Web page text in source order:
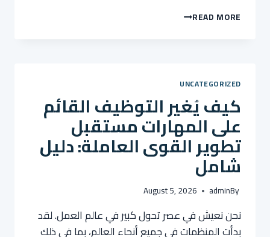
READ MOREكيف
في
الشركات
متعددة
الجنسيات:
دليل
شامل
UNCATEGORIZED
كيف يُغير التوظيف القائم
على المهارات مستقبل
تطوير القوى العاملة: دليل
شامل
By
admin
August 5, 2026
نحن نعيش في عصر تحول كبير في عالم العمل. لقد
بدأت المنظمات في جميع أنحاء العالم، بما في ذلك